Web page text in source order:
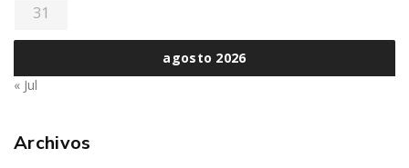
agosto 2026
31
« Jul
Archivos